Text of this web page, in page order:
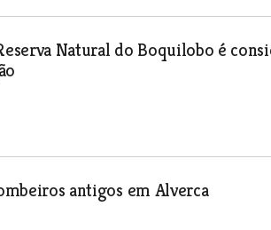
Natural do Boquilobo é
antigos em Alverca